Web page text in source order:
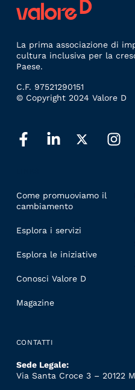
La prima associazione di
cultura inclusiva per la
Paese.
C.F. 97521290151
© Copyright 2024 Valore D
Come promuoviamo il
cambiamento
Esplora i servizi
Esplora le iniziative
Conosci Valore D
Magazine
CONTATTI
Sede Legale:
Via Santa Croce 3 – 20122